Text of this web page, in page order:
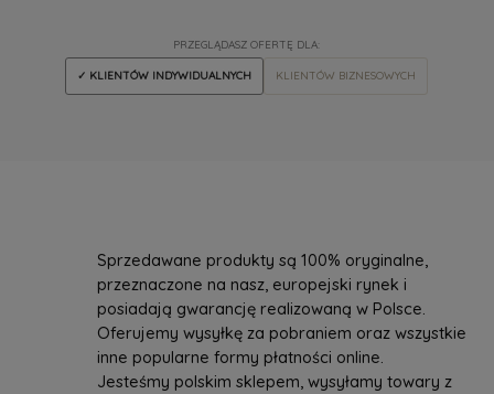
PRZEGLĄDASZ OFERTĘ DLA:
✓ KLIENTÓW INDYWIDUALNYCH KLIENTÓW BIZNESOWYCH
Sprzedawane produkty są 100% oryginalne,
przeznaczone na nasz, europejski rynek i
posiadają gwarancję realizowaną w Polsce.
Oferujemy wysyłkę za pobraniem oraz wszystkie
inne popularne formy płatności online.
Jesteśmy polskim sklepem, wysyłamy towary z